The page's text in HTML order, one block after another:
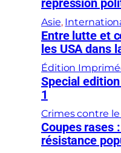
répression
Asie,
Entre lutte et
les USA dans
Édition
Special
1
Crimes contre
Coupes rases
résistance